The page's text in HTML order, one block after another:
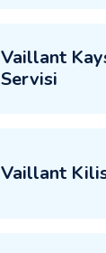
Vaillant
Servisi
Vaillant